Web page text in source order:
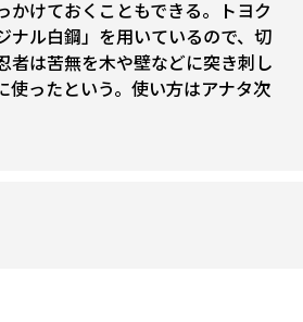
かけておくこともできる。トヨク
ナル白鋼」を用いているので、切
者は苦無を木や壁などに突き刺し
使ったという。使い方はアナタ次